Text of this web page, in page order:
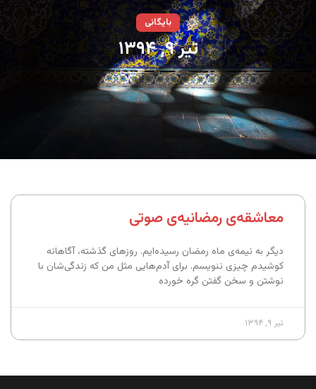
بایگانی
تیر ۹, ۱۳۹۴
معاشقه‌ی رمضانیه‌ی صوتی
دیگر به نیمه‌ی ماه رمضان رسیده‌ایم. روزهای گذشته، آگاهانه
کوشیدم چیزی ننویسم. برای آدم‌هایی مثل من که زندگی‌شان با
نوشتن و سخن گفتن گره خورده
تیر ۹, ۱۳۹۴